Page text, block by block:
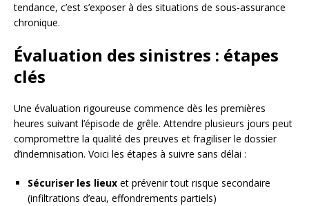
tendance, c’est s’exposer à des situations de sous-assurance
chronique.
Évaluation des sinistres : étapes
clés
Une évaluation rigoureuse commence dès les premières
heures suivant l’épisode de grêle. Attendre plusieurs jours peut
compromettre la qualité des preuves et fragiliser le dossier
d’indemnisation. Voici les étapes à suivre sans délai :
Sécuriser les lieux et prévenir tout risque secondaire
(infiltrations d’eau, effondrements partiels)